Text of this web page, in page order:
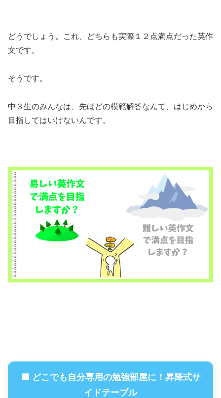
どうでしょう。これ、どちらも実際１２点満点だった英作
文です。
そうです。
中３生のみんなは、先ほどの模範解答なんて、はじめから
目指してはいけないんです。
🟦 どこでも自分専用の勉強部屋に！昇降式サ
イドテーブル